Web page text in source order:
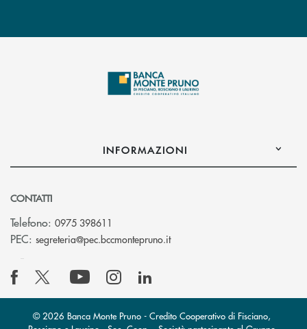
INFORMAZIONI
CONTATTI
Telefono: 0975 398611
PEC: segreteria@pec.bccmontepruno.it(si apre l’app di posta
© 2026 Banca Monte Pruno - Credito Cooperativo di Fisciano,